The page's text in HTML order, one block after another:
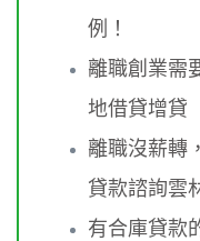
例！
離職創業需
地借貸增貸
離職沒薪轉
貸款諮詢雲
有合庫貸款